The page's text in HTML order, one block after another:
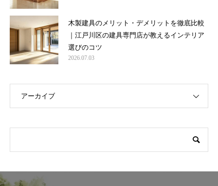
木製建具のメリット・デメリットを徹底比較
｜江戸川区の建具専門店が教えるインテリア
選びのコツ
2026.07.03
アーカイブ